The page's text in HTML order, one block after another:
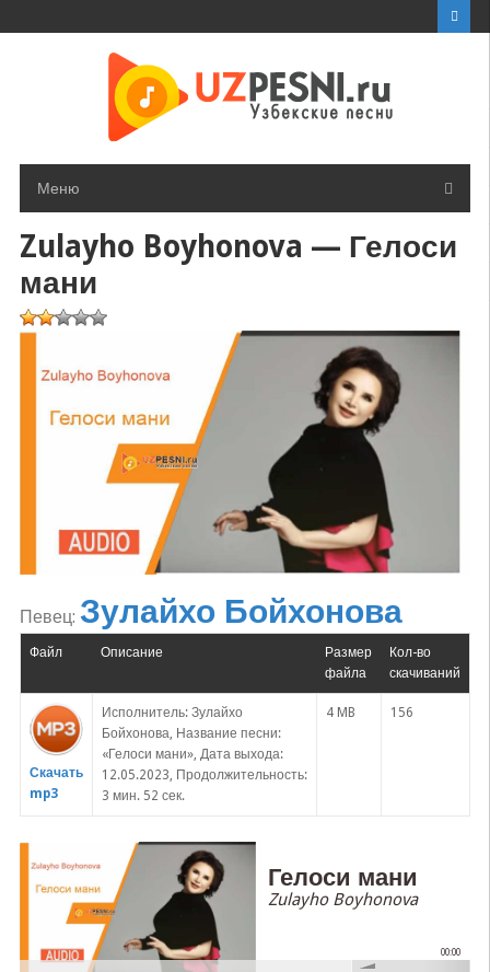
Меню
Zulayho Boyhonova — Гелоси
мани
Певец: Зулайхо Бойхонова
Файл Описание
Размер
файла
Кол-во
скачиваний
Скачать
mp3
Исполнитель: Зулайхо
Бойхонова, Название песни:
«Гелоси мани», Дата выхода:
12.05.2023, Продолжительность:
3 мин. 52 сек.
4 MB 156
Гелоси мани
Zulayho Boyhonova
00:00